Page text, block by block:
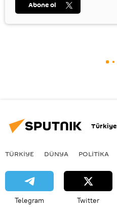
Abone ol
Türkiye
TÜRKIYE DÜNYA POLİTİKA
Telegram Twitter